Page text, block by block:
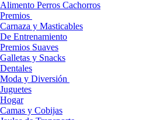
Alimento Perros Cachorros
Premios
Carnaza y Masticables
De Entrenamiento
Premios Suaves
Galletas y Snacks
Dentales
Moda y Diversión
Juguetes
Hogar
Camas y Cobijas